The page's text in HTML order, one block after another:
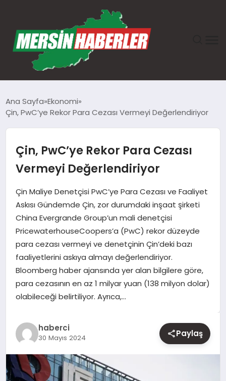
GÜNDEM
EKONOMI
SAĞLIK
TEKNOLOJI
YAŞAM
Ana Sayfa Ekonomi
Çin, PwC’ye Rekor Para Cezası Vermeyi Değerlendiriyor
Çin, PwC’ye Rekor Para Cezası
Vermeyi Değerlendiriyor
Çin Maliye Denetçisi PwC’ye Para Cezası ve Faaliyet
Askısı Gündemde Çin, zor durumdaki inşaat şirketi
China Evergrande Group’un mali denetçisi
PricewaterhouseCoopers’a (PwC) rekor düzeyde
para cezası vermeyi ve denetçinin Çin’deki bazı
faaliyetlerini askıya almayı değerlendiriyor.
Bloomberg haber ajansında yer alan bilgilere göre,
para cezasının en az 1 milyar yuan (138 milyon dolar)
olabileceği belirtiliyor. Ayrıca,…
haberci
30 Mayıs 2024 Paylaş